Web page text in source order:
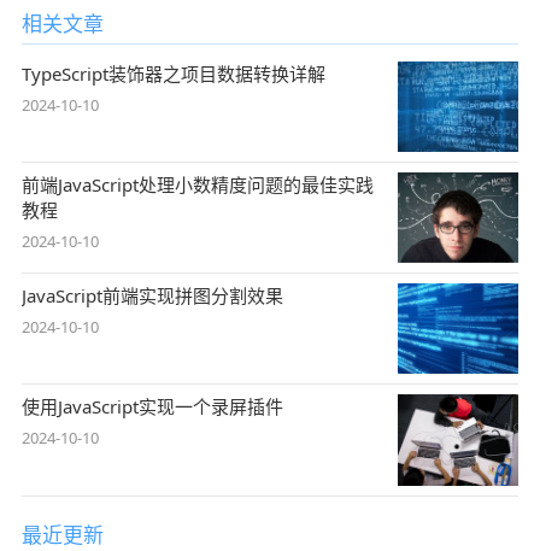
相关文章
TypeScript装饰器之项目数据转换详解
2024-10-10
前端JavaScript处理小数精度问题的最佳实践
教程
2024-10-10
JavaScript前端实现拼图分割效果
2024-10-10
使用JavaScript实现一个录屏插件
2024-10-10
最近更新